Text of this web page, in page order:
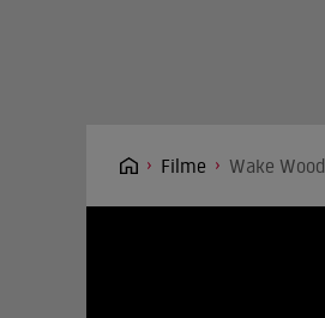
Filme Wake Wood